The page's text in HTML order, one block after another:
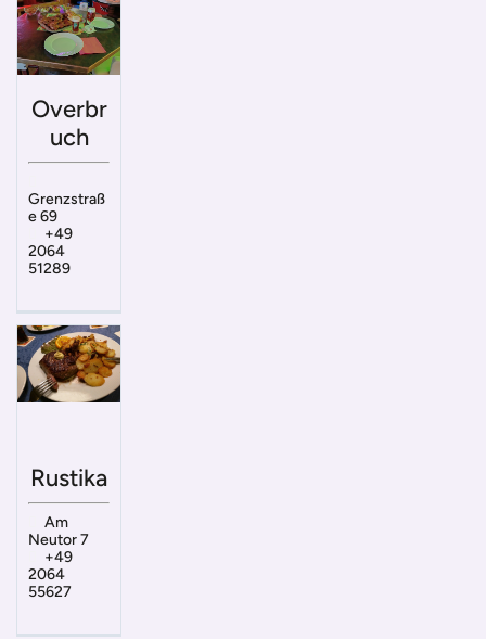
Overbr
uch
Grenzstraß
e 69
+49
2064
51289
Rustika
Am
Neutor 7
+49
2064
55627